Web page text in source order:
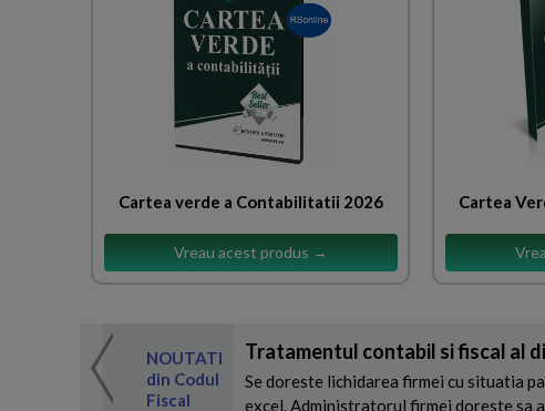
Cartea verde a Contabilitatii 2026
Vreau acest produs →
Cartea
NOUTATI
din Codul
Fiscal
Tratamentul contabil si fiscal al
Se doreste lichidarea firmei cu situatia
excel. Administratorul firmei doreste sa